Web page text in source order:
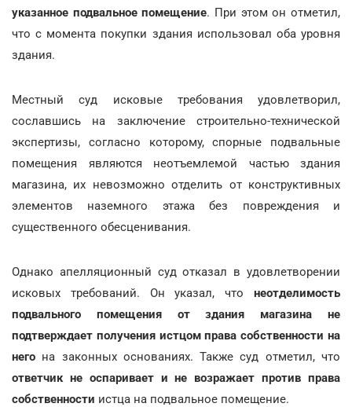
указанное подвальное помещение. При этом он отметил,
что с момента покупки здания использовал оба уровня
здания.
Местный суд исковые требования удовлетворил,
сославшись на заключение строительно-технической
экспертизы, согласно которому, спорные подвальные
помещения являются неотъемлемой частью здания
магазина, их невозможно отделить от конструктивных
элементов наземного этажа без повреждения и
существенного обесценивания.
Однако апелляционный суд отказал в удовлетворении
исковых требований. Он указал, что неотделимость
подвального помещения от здания магазина не
подтверждает получения истцом права собственности на
него на законных основаниях. Также суд отметил, что
ответчик не оспаривает и не возражает против права
собственности истца на подвальное помещение.